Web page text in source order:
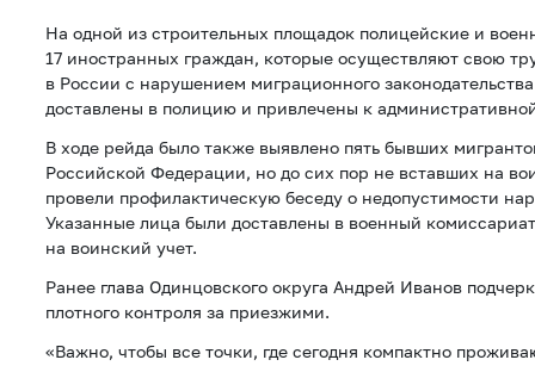
На одной из строительных площадок полицейские и
17 иностранных граждан, которые осуществляют свою
в России с нарушением миграционного
доставлены в полицию и привлечены к
В ходе рейда было также выявлено пять бывших
Российской Федерации, но до сих пор не вставших на
провели профилактическую беседу о недопустимости
Указанные лица были доставлены в военный
на воинский учет.
Ранее глава Одинцовского округа Андрей Иванов
плотного контроля за приезжими.
«Важно, чтобы все точки, где сегодня компактно